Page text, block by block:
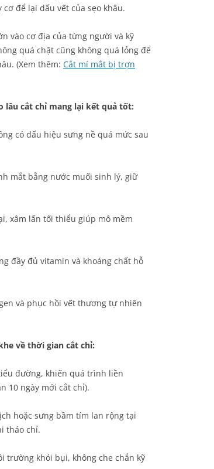
để lại dấu vết của sẹo khâu.
vào cơ địa của từng người và kỹ
quá chặt cũng không quá lỏng để
(Xem thêm: Cắt mí mắt bị trợn
cắt chỉ mang lại kết quả tốt:
có dấu hiệu sưng nề quá mức sau
mắt bằng nước muối sinh lý, giữ
xâm lấn tối thiểu giúp mô mềm
đầy đủ vitamin và khoáng chất hỗ
và phục hồi vết thương tự nhiên
về thời gian cắt chỉ:
đường, khiến quá trình liền
10 ngày mới cắt chỉ).
hoặc sưng bầm tím lan rộng tại
tháo chỉ.
trường khói bụi, không che chắn kỹ